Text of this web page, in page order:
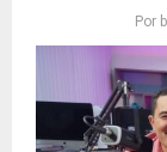
Por